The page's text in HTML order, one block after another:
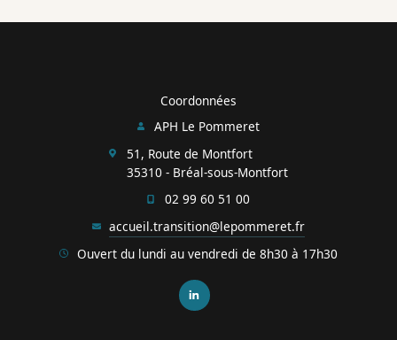
Coordonnées
APH Le Pommeret
51, Route de Montfort
35310 - Bréal-sous-Montfort
02 99 60 51 00
accueil.transition@lepommeret.fr
Ouvert du lundi au vendredi de 8h30 à 17h30